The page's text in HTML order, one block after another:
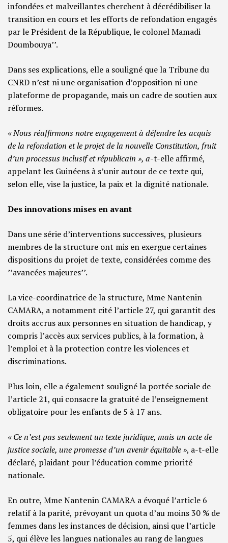
infondées et malveillantes cherchent à décrédibiliser la
transition en cours et les efforts de refondation engagés
par le Président de la République, le colonel Mamadi
Doumbouya’’.
Dans ses explications, elle a souligné que la Tribune du
CNRD n’est ni une organisation d’opposition ni une
plateforme de propagande, mais un cadre de soutien aux
réformes.
« Nous réaffirmons notre engagement à défendre les acquis
de la refondation et le projet de la nouvelle Constitution, fruit
d’un processus inclusif et républicain », a-t-elle affirmé,
appelant les Guinéens à s’unir autour de ce texte qui,
selon elle, vise la justice, la paix et la dignité nationale.
Des innovations mises en avant
Dans une série d’interventions successives, plusieurs
membres de la structure ont mis en exergue certaines
dispositions du projet de texte, considérées comme des
’’avancées majeures’’.
La vice-coordinatrice de la structure, Mme Nantenin
CAMARA, a notamment cité l’article 27, qui garantit des
droits accrus aux personnes en situation de handicap, y
compris l’accès aux services publics, à la formation, à
l’emploi et à la protection contre les violences et
discriminations.
Plus loin, elle a également souligné la portée sociale de
l’article 21, qui consacre la gratuité de l’enseignement
obligatoire pour les enfants de 5 à 17 ans.
« Ce n’est pas seulement un texte juridique, mais un acte de
justice sociale, une promesse d’un avenir équitable », a-t-elle
déclaré, plaidant pour l’éducation comme priorité
nationale.
En outre, Mme Nantenin CAMARA a évoqué l’article 6
relatif à la parité, prévoyant un quota d’au moins 30 % de
femmes dans les instances de décision, ainsi que l’article
5, qui élève les langues nationales au rang de langues